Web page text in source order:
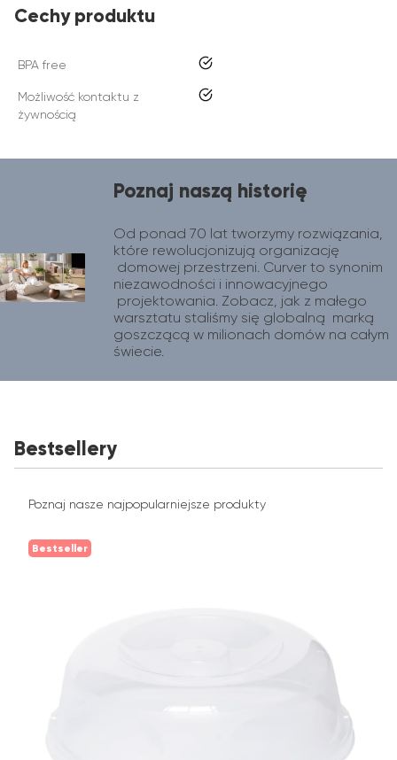
Cechy produktu
BPA free tak
Możliwość kontaktu z
żywnością
tak
Poznaj naszą historię
Od ponad 70 lat tworzymy rozwiązania,
które rewolucjonizują organizację
domowej przestrzeni. Curver to synonim
niezawodności i innowacyjnego
projektowania. Zobacz, jak z małego
warsztatu staliśmy się globalną  marką
goszczącą w milionach domów na całym
świecie.
Bestsellery
Poznaj nasze najpopularniejsze produkty
Bestseller